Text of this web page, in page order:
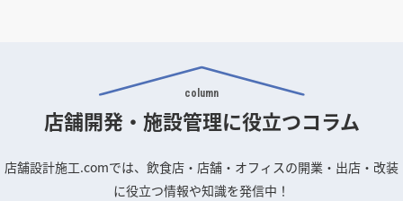
column
店舗開発・施設管理に役立つコラム
店舗設計施工.comでは、飲食店・店舗・オフィスの開業・出店・改装
に役立つ情報や知識を発信中！